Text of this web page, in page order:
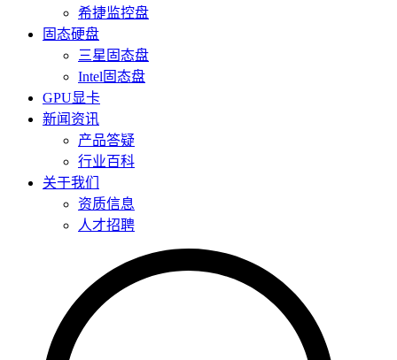
希捷监控盘
固态硬盘
三星固态盘
Intel固态盘
GPU显卡
新闻资讯
产品答疑
行业百科
关于我们
资质信息
人才招聘